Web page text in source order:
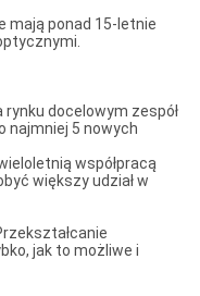
mają ponad 15-letnie
docelowym zespół
najmniej 5 nowych
współpracą
większy udział w
jak to możliwe i